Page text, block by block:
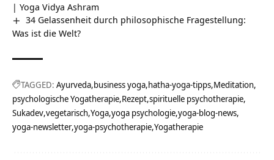
| Yoga Vidya Ashram
34 Gelassenheit durch philosophische Fragestellung:
Was ist die Welt?
TAGGED: Ayurveda business yoga hatha-yoga-tipps Meditation
psychologische Yogatherapie Rezept spirituelle psychotherapie
Sukadev vegetarisch Yoga yoga psychologie yoga-blog-news
yoga-newsletter yoga-psychotherapie Yogatherapie